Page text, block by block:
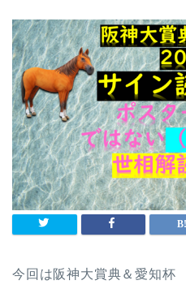
今回は阪神大賞典＆愛知杯